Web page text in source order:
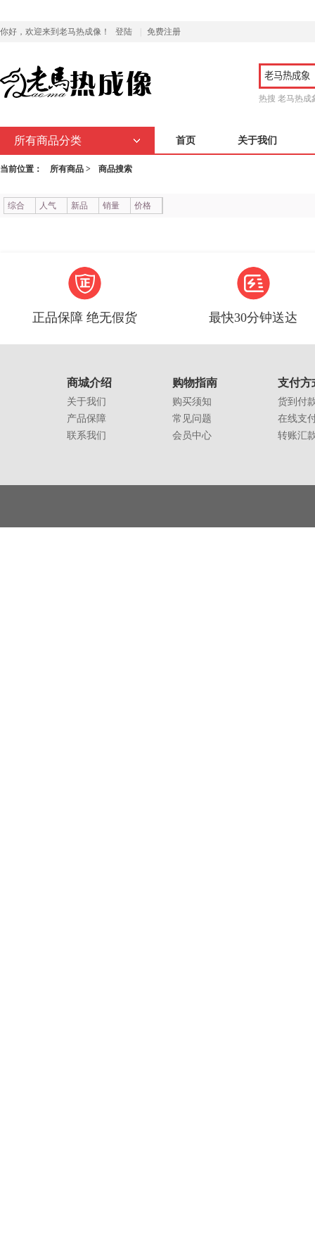
你好，欢迎来到老马热成像！ 登陆 免费注册
热搜 老马热成
所有商品分类 首页 关于我们
当前位置： 所有商品 > 商品搜索
综合 人气 新品 销量 价格
正品保障 绝无假货 最快30分钟送达
商城介绍
关于我们
产品保障
联系我们
购物指南
购买须知
常见问题
会员中心
支付方
货到付
在线支
转账汇